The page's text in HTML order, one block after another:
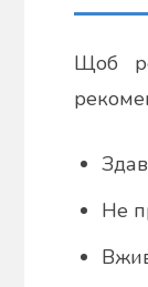
Щоб
Не